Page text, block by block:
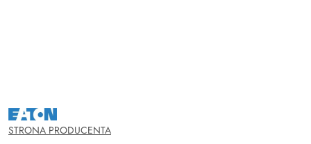
NAZWA
PRODUCENTA:
EATON
STRONA PRODUCENTA